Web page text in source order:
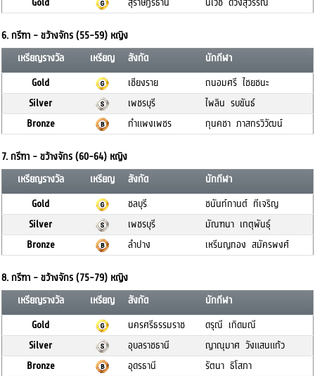
6. กรีฑา - ขว้างจักร (55-59) หญิง
เหรียญรางวัล
เหรียญ สังกัด
นักกีฬา
Gold
เชียงราย
ถนอมศรี ไชยชนะ
Silver
เพชรบุรี
ไพลิน รบขันธ์
Bronze
กำแพงเพชร กุนคชา ภาสกรวิวัฒน์
7. กรีฑา - ขว้างจักร (60-64) หญิง
เหรียญรางวัล
เหรียญ สังกัด
นักกีฬา
Gold
ชลบุรี
ชนันท์กานต์ ทีเจริญ
Silver
เพชรบุรี
มัณฑนา เกตุพันธุ์
Bronze
ลำปาง เหรีนญทอง สมัครพงศ์
8. กรีฑา - ขว้างจักร (75-79) หญิง
เหรียญรางวัล
เหรียญ สังกัด
นักกีฬา
Gold
นครศรีธรรมราช
ดรุณี เกิดมณี
Silver
อุบลราชธานี
ญาณุมาศ วังแสนแก้ว
Bronze
อุดรธานี รัตนา ธิโสภา